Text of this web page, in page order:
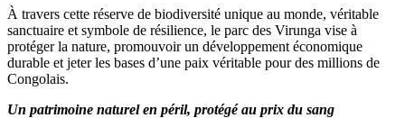
À travers cette réserve de biodiversité unique au monde, véritable
sanctuaire et symbole de résilience, le parc des Virunga vise à
protéger la nature, promouvoir un développement économique
durable et jeter les bases d’une paix véritable pour des millions de
Congolais.
Un patrimoine naturel en péril, protégé au prix du sang